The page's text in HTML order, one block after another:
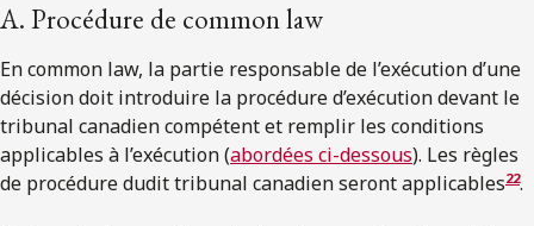
A. Procédure de common law
En common law, la partie responsable de l’exécution d’une
décision doit introduire la procédure d’exécution devant le
tribunal canadien compétent et remplir les conditions
applicables à l’exécution (abordées ci-dessous). Les règles
de procédure dudit tribunal canadien seront applicables22.